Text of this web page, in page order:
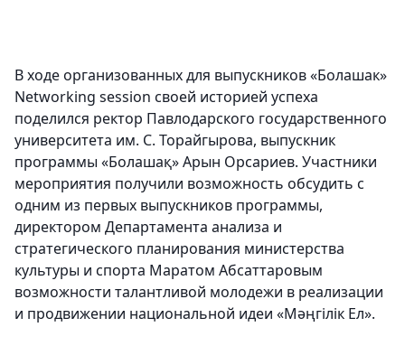
В ходе организованных для выпускников «Болашак»
Networking session своей историей успеха
поделился ректор Павлодарского государственного
университета им. С. Торайгырова, выпускник
программы «Болашақ» Арын Орсариев. Участники
мероприятия получили возможность обсудить с
одним из первых выпускников программы,
директором Департамента анализа и
стратегического планирования министерства
культуры и спорта Маратом Абсаттаровым
возможности талантливой молодежи в реализации
и продвижении национальной идеи «Мәңгілік Ел».